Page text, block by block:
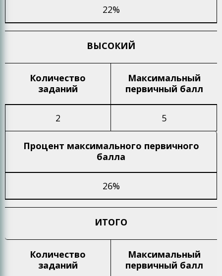
22%
ВЫСОКИЙ
Количество
заданий
Максимальный
первичный балл
2 5
Процент максимального первичного
балла
26%
ИТОГО
Количество
заданий
Максимальный
первичный балл